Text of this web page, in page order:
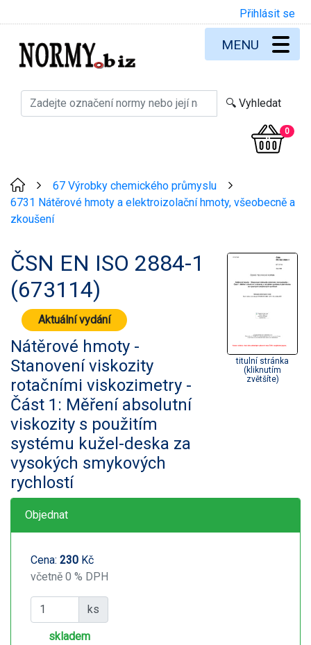
Přihlásit se
0
MENU
67 Výrobky chemického průmyslu
6731 Nátěrové hmoty a elektroizolační hmoty, všeobecně a
zkoušení
ČSN EN ISO 2884-1
(673114)
Aktuální vydání
Nátěrové hmoty -
Stanovení viskozity
rotačními viskozimetry -
Část 1: Měření absolutní
viskozity s použitím
systému kužel-deska za
vysokých smykových
rychlostí
titulní stránka
(kliknutím
zvětšíte)
Objednat
Cena: 230 Kč
včetně 0 % DPH
ks
skladem